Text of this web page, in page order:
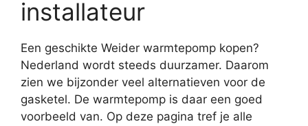
installateur
Een geschikte Weider warmtepomp kopen?
Nederland wordt steeds duurzamer. Daarom
zien we bijzonder veel alternatieven voor de
gasketel. De warmtepomp is daar een goed
voorbeeld van. Op deze pagina tref je alle